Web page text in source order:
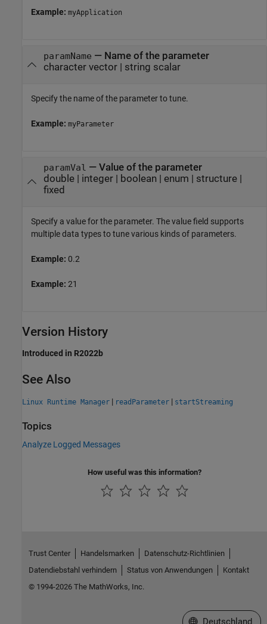
Example: myApplication
paramName — Name of the parameter
character vector| string scalar
Specify the name of the parameter to tune.
Example: myParameter
paramVal — Value of the parameter
double| integer| boolean | enum | structure|
fixed
Specify a value for the parameter. The value field supports
multiple data types to tune various kinds of parameters.
Example: 0.2
Example: 21
Version History
Introduced in R2022b
See Also
Linux Runtime Manager | readParameter | startStreaming
Topics
Analyze Logged Messages
How useful was this information?
Trust Center Handelsmarken
Datenschutz-Richtlinien
Datendiebstahl verhindern
Status von Anwendungen
Kontakt
© 1994-2026 The MathWorks, Inc.
Website auswählen
Deutschland